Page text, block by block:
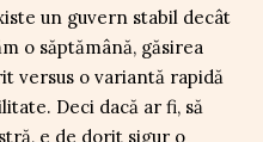
un guvern stabil decât
o săptămână, găsirea
versus o variantă rapidă
Deci dacă ar fi, să
e de dorit sigur o